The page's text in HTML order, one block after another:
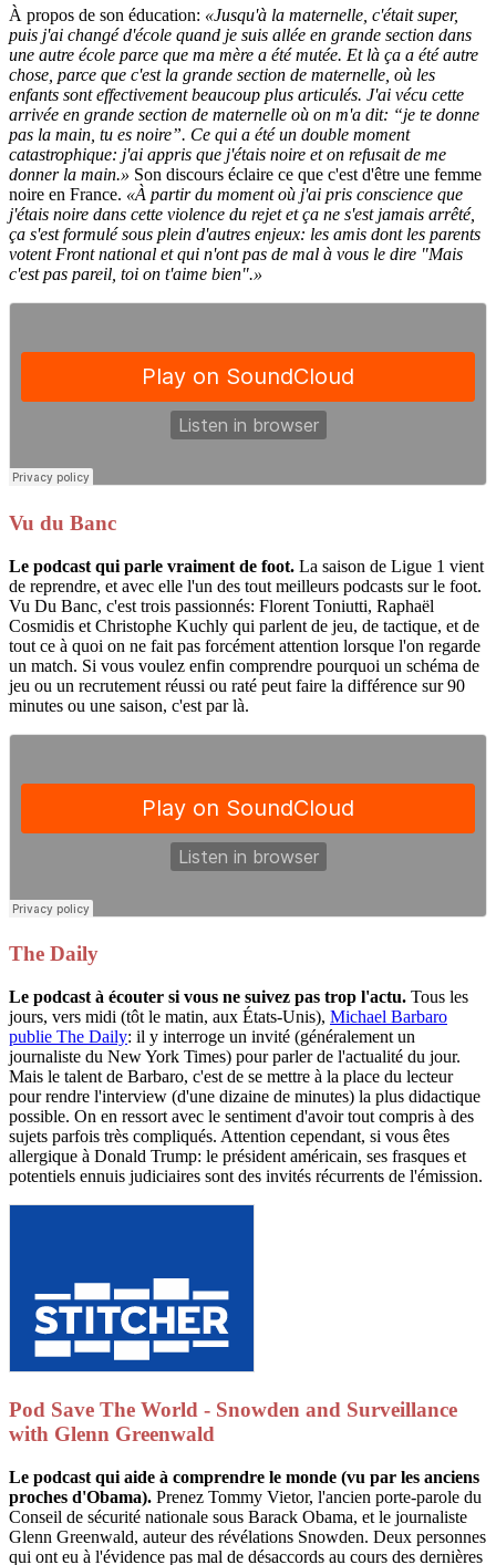
À propos de son éducation: «Jusqu'à la maternelle, c'était super,
puis j'ai changé d'école quand je suis allée en grande section dans
une autre école parce que ma mère a été mutée. Et là ça a été autre
chose, parce que c'est la grande section de maternelle, où les
enfants sont effectivement beaucoup plus articulés. J'ai vécu cette
arrivée en grande section de maternelle où on m'a dit: “je te donne
pas la main, tu es noire”. Ce qui a été un double moment
catastrophique: j'ai appris que j'étais noire et on refusait de me
donner la main.» Son discours éclaire ce que c'est d'être une femme
noire en France. «À partir du moment où j'ai pris conscience que
j'étais noire dans cette violence du rejet et ça ne s'est jamais arrêté,
ça s'est formulé sous plein d'autres enjeux: les amis dont les parents
votent Front national et qui n'ont pas de mal à vous le dire "Mais
c'est pas pareil, toi on t'aime bien".»
Vu du Banc
Le podcast qui parle vraiment de foot. La saison de Ligue 1 vient
de reprendre, et avec elle l'un des tout meilleurs podcasts sur le foot.
Vu Du Banc, c'est trois passionnés: Florent Toniutti, Raphaël
Cosmidis et Christophe Kuchly qui parlent de jeu, de tactique, et de
tout ce à quoi on ne fait pas forcément attention lorsque l'on regarde
un match. Si vous voulez enfin comprendre pourquoi un schéma de
jeu ou un recrutement réussi ou raté peut faire la différence sur 90
minutes ou une saison, c'est par là.
The Daily
Le podcast à écouter si vous ne suivez pas trop l'actu. Tous les
jours, vers midi (tôt le matin, aux États-Unis), Michael Barbaro
publie The Daily: il y interroge un invité (généralement un
journaliste du New York Times) pour parler de l'actualité du jour.
Mais le talent de Barbaro, c'est de se mettre à la place du lecteur
pour rendre l'interview (d'une dizaine de minutes) la plus didactique
possible. On en ressort avec le sentiment d'avoir tout compris à des
sujets parfois très compliqués. Attention cependant, si vous êtes
allergique à Donald Trump: le président américain, ses frasques et
potentiels ennuis judiciaires sont des invités récurrents de l'émission.
Pod Save The World - Snowden and Surveillance
with Glenn Greenwald
Le podcast qui aide à comprendre le monde (vu par les anciens
proches d'Obama). Prenez Tommy Vietor, l'ancien porte-parole du
Conseil de sécurité nationale sous Barack Obama, et le journaliste
Glenn Greenwald, auteur des révélations Snowden. Deux personnes
qui ont eu à l'évidence pas mal de désaccords au cours des dernières